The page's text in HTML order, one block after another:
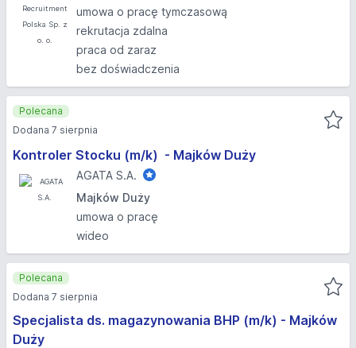
umowa o pracę tymczasową
rekrutacja zdalna
praca od zaraz
bez doświadczenia
Kontroler Stocku (m/k) ​ - Majków Duży
AGATA S.A.
Majków Duży
umowa o pracę
wideo
Polecana
Dodana 7 sierpnia
Specjalista ds. magazynowania BHP (m/k) - Majków
Duży
Polecana
Dodana 7 sierpnia